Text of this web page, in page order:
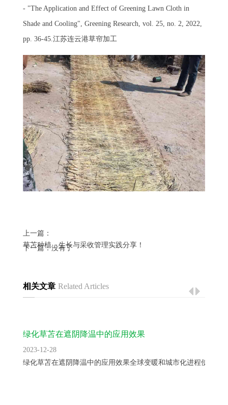
- "The Application and Effect of Greening Lawn Cloth in
Shade and Cooling", Greening Research, vol. 25, no. 2, 2022,
pp. 36-45.江苏连云港草帘加工
上一篇：
草苫种植、生长与采收管理实践分享！
下一篇：没有了
相关文章 Related Articles
绿化草苫在遮阴降温中的应用效果
2023-12-28
绿化草苫在遮阴降温中的应用效果全球变暖和城市化进程使得城...